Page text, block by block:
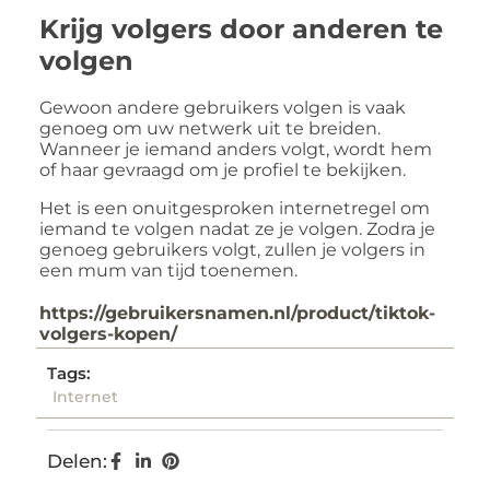
Krijg volgers door anderen te
volgen
Gewoon andere gebruikers volgen is vaak
genoeg om uw netwerk uit te breiden.
Wanneer je iemand anders volgt, wordt hem
of haar gevraagd om je profiel te bekijken.
Het is een onuitgesproken internetregel om
iemand te volgen nadat ze je volgen. Zodra je
genoeg gebruikers volgt, zullen je volgers in
een mum van tijd toenemen.
https://gebruikersnamen.nl/product/tiktok-
volgers-kopen/
Tags:
Internet
Delen: